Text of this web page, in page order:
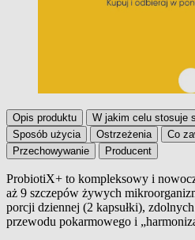
Opis produktu
W jakim celu stosuje
Sposób użycia
Ostrzeżenia
Co
Przechowywanie
Producent
Opis produktu
ProbiotiX+ to kompleksowy i
aż 9 szczepów żywych
porcji dziennej (2 kapsułki),
przewodu pokarmowego i